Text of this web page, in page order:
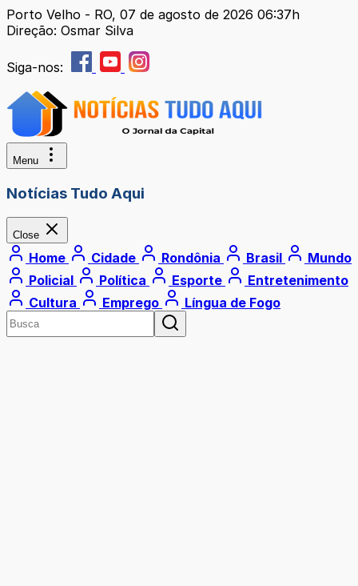
Porto Velho - RO, 07 de agosto de 2026 06:37h
Direção: Osmar Silva
Siga-nos:
Menu
Notícias Tudo Aqui
Close
Home Cidade Rondônia Brasil
Mundo
Policial
Política Esporte
Entretenimento
Cultura
Emprego Língua de Fogo